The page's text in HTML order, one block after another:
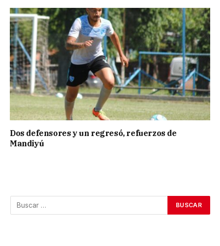
Dos defensores y un regresó, refuerzos de
Mandiyú